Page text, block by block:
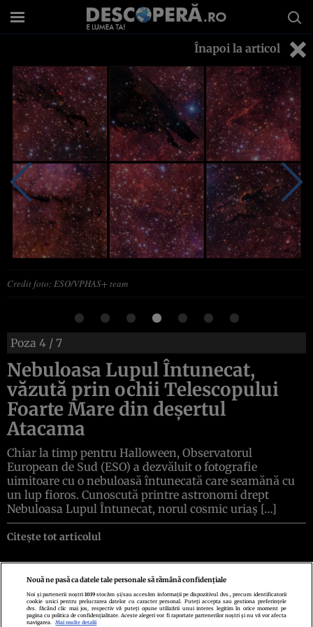
Înapoi la articol
Credit foto: ESO/VPHAS+ team
Poza 4 / 7
Nebuloasa Lupul Întunecat,
văzută prin ochii Telescopului
Foarte Mare din deșertul
Atacama
Chiar la timp pentru Halloween, Observatorul
European de Sud (ESO) a dezvăluit o fotografie
uimitoare cu o nebuloasă întunecată care seamănă cu
un lup fioros. Cunoscută printre astronomi drept
Nebuloasa Lupul Întunecat, norul cosmic uriaș […]
Citește tot articolul
Politica de confidenţialitate Politica de cookiesTermeni şi condiţii
Echipa redacționalăContactSetări Cookies
Nouă ne pasă ca datele tale personale să rămână confidențiale
Noi și partenerii noștri1019 stocăm și/sau accesăm informații pe dispozitivul dvs., precum identificatorii
cookie unici pentru prelucrarea datelor cu caracter personal. Puteți accepta sau gestiona preferințele
dvs. făcând clic mai jos, respectiv vă puteți opune utilizării unui interes legitim în orice moment pe
pagina cu politica de confidențialitate. Aceste alegeri vor fi raportate partenerilor noștri și nu vă vor afecta
navigarea.
Mai multe detalii